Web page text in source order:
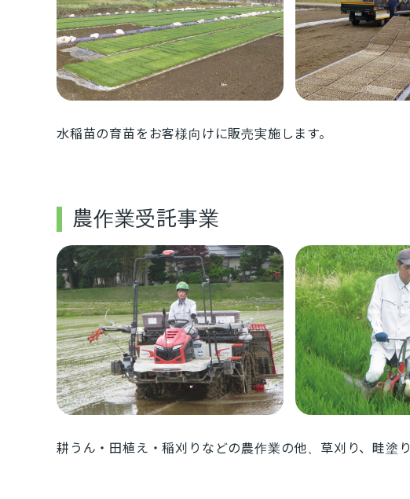
水稲苗の育苗をお客様向けに販売実施します。
農作業受託事業
耕うん・田植え・稲刈りなどの農作業の他、草刈り、畦塗